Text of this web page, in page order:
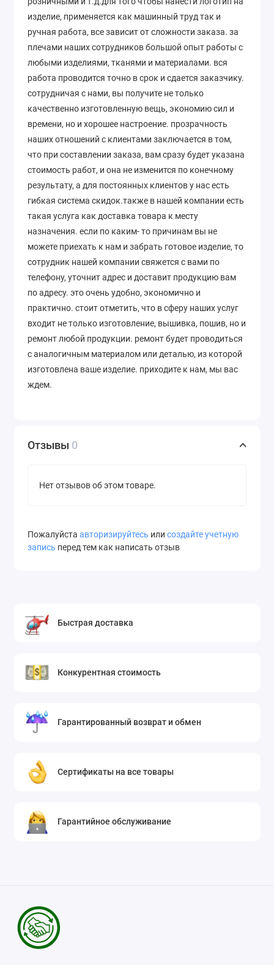
изделие, применяется как машинный труд так и
ручная работа, все зависит от сложности заказа. за
плечами наших сотрудников большой опыт работы с
любыми изделиями, тканями и материалами. вся
работа проводится точно в срок и сдается заказчику.
сотрудничая с нами, вы получите не только
качественно изготовленную вещь, экономию сил и
времени, но и хорошее настроение. прозрачность
наших отношений с клиентами заключается в том,
что при составлении заказа, вам сразу будет указана
стоимость работ, и она не изменится по конечному
результату, а для постоянных клиентов у нас есть
гибкая система скидок.также в нашей компании есть
такая услуга как доставка товара к месту
назначения. если по каким- то причинам вы не
можете приехать к нам и забрать готовое изделие, то
сотрудник нашей компании свяжется с вами по
телефону, уточнит адрес и доставит продукцию вам
по адресу. это очень удобно, экономично и
практично. стоит отметить, что в сферу наших услуг
входит не только изготовление, вышивка, пошив, но и
ремонт любой продукции. ремонт будет проводиться
с аналогичным материалом или деталью, из которой
изготовлена ваше изделие. приходите к нам, мы вас
ждем.
Отзывы 0
Нет отзывов об этом товаре.
Пожалуйста авторизируйтесь или создайте учетную
запись перед тем как написать отзыв
Быстрая доставка
Конкурентная стоимость
Гарантированный возврат и обмен
Сертификаты на все товары
Гарантийное обслуживание